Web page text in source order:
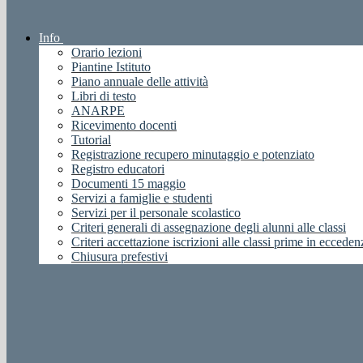
Info
Orario lezioni
Piantine Istituto
Piano annuale delle attività
Libri di testo
ANARPE
Ricevimento docenti
Tutorial
Registrazione recupero minutaggio e potenziato
Registro educatori
Documenti 15 maggio
Servizi a famiglie e studenti
Servizi per il personale scolastico
Criteri generali di assegnazione degli alunni alle classi
Criteri accettazione iscrizioni alle classi prime in
Chiusura prefestivi